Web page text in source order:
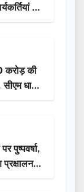
भी
करोड़ की
धामी
पुष्पवर्षा,
प्रक्षालन…